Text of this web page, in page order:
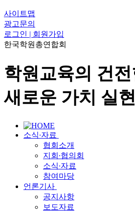
사이트맵
광고문의
로그인 | 회원가입
한국학원총연합회
학원교육의 건
새로운 가치 실현
소식∙자료
협회소개
지회∙협의회
소식∙자료
참여마당
언론기사
공지사항
보도자료